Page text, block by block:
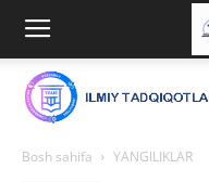
Bosh sahifa YANGILIKLAR